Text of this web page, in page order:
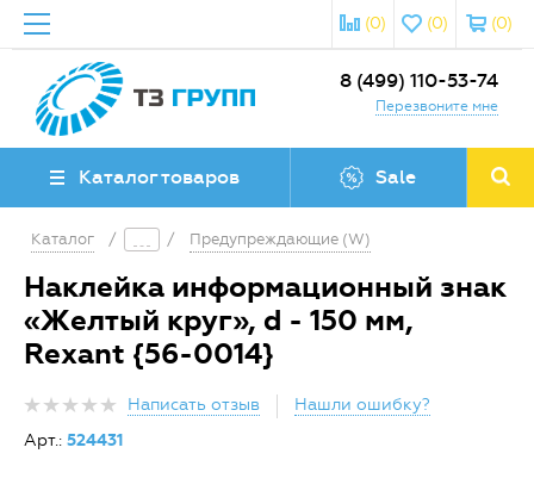
(0)
(0)
(0)
8 (499) 110-53-74
Перезвоните мне
Каталог товаров Sale
Каталог / / Предупреждающие (W)
Наклейка информационный знак
«Желтый круг», d - 150 мм,
Rexant {56-0014}
Написать отзыв
Нашли ошибку?
Арт.: 524431